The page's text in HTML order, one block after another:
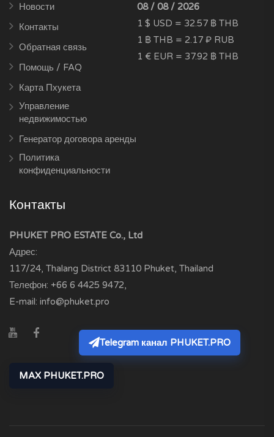
Новости
Контакты
Обратная связь
Помощь / FAQ
Карта Пхукета
Управление
недвижимостью
Генератор договора аренды
Политика
конфиденциальности
08 / 08 / 2026
1 $ USD = 32.57 ฿ THB
1 ฿ THB = 2.17 ₽ RUB
1 € EUR = 37.92 ฿ THB
Контакты
PHUKET PRO ESTATE Co., Ltd
Адрес:
117/24, Thalang District 83110 Phuket, Thailand
Телефон: +66 6 4425 9472
E-mail: info@phuket.pro
Telegram канал PHUKET.PRO
MAX PHUKET.PRO